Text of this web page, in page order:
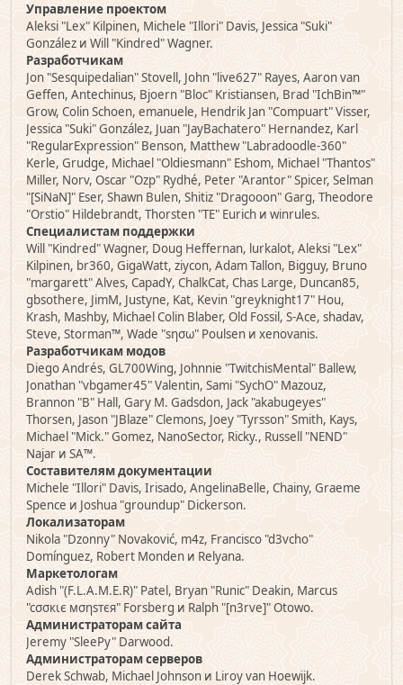
Управление проектом
Aleksi "Lex" Kilpinen, Michele "Illori" Davis, Jessica "Suki"
González и Will "Kindred" Wagner.
Разработчикам
Jon "Sesquipedalian" Stovell, John "live627" Rayes, Aaron van
Geffen, Antechinus, Bjoern "Bloc" Kristiansen, Brad "IchBin™"
Grow, Colin Schoen, emanuele, Hendrik Jan "Compuart" Visser,
Jessica "Suki" González, Juan "JayBachatero" Hernandez, Karl
"RegularExpression" Benson, Matthew "Labradoodle-360"
Kerle, Grudge, Michael "Oldiesmann" Eshom, Michael "Thantos"
Miller, Norv, Oscar "Ozp" Rydhé, Peter "Arantor" Spicer, Selman
"[SiNaN]" Eser, Shawn Bulen, Shitiz "Dragooon" Garg, Theodore
"Orstio" Hildebrandt, Thorsten "TE" Eurich и winrules.
Специалистам поддержки
Will "Kindred" Wagner, Doug Heffernan, lurkalot, Aleksi "Lex"
Kilpinen, br360, GigaWatt, ziycon, Adam Tallon, Bigguy, Bruno
"margarett" Alves, CapadY, ChalkCat, Chas Large, Duncan85,
gbsothere, JimM, Justyne, Kat, Kevin "greyknight17" Hou,
Krash, Mashby, Michael Colin Blaber, Old Fossil, S-Ace, shadav,
Steve, Storman™, Wade "sησω" Poulsen и xenovanis.
Разработчикам модов
Diego Andrés, GL700Wing, Johnnie "TwitchisMental" Ballew,
Jonathan "vbgamer45" Valentin, Sami "SychO" Mazouz,
Brannon "B" Hall, Gary M. Gadsdon, Jack "akabugeyes"
Thorsen, Jason "JBlaze" Clemons, Joey "Tyrsson" Smith, Kays,
Michael "Mick." Gomez, NanoSector, Ricky., Russell "NEND"
Najar и SA™.
Составителям документации
Michele "Illori" Davis, Irisado, AngelinaBelle, Chainy, Graeme
Spence и Joshua "groundup" Dickerson.
Локализаторам
Nikola "Dzonny" Novaković, m4z, Francisco "d3vcho"
Domínguez, Robert Monden и Relyana.
Маркетологам
Adish "(F.L.A.M.E.R)" Patel, Bryan "Runic" Deakin, Marcus
"cσσкιє мσηѕтєя" Forsberg и Ralph "[n3rve]" Otowo.
Администраторам сайта
Jeremy "SleePy" Darwood.
Администраторам серверов
Derek Schwab, Michael Johnson и Liroy van Hoewijk.